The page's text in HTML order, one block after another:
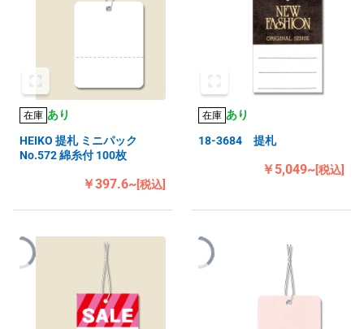
在庫 あり
HEIKO 提札 ミニパック
No.572 綿糸付 100枚
￥397.6~[税込]
在庫 あり
18-3684 提札
￥5,049~[税込]